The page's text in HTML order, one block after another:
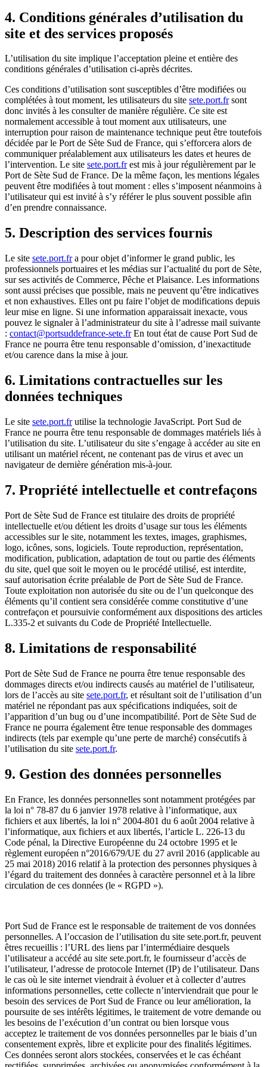
4. Conditions générales d’utilisation du
site et des services proposés
L’utilisation du site implique l’acceptation pleine et entière des
conditions générales d’utilisation ci-après décrites.
Ces conditions d’utilisation sont susceptibles d’être modifiées ou
complétées à tout moment, les utilisateurs du site sete.port.frsont
donc invités à les consulter de manière régulière. Ce site est
normalement accessible à tout moment aux utilisateurs, une
interruption pour raison de maintenance technique peut être toutefois
décidée par le Port de Sète Sud de France, qui s’efforcera alors de
communiquer préalablement aux utilisateurs les dates et heures de
l’intervention. Le site sete.port.frest mis à jour régulièrement par le
Port de Sète Sud de France. De la même façon, les mentions légales
peuvent être modifiées à tout moment : elles s’imposent néanmoins à
l’utilisateur qui est invité à s’y référer le plus souvent possible afin
d’en prendre connaissance.
5. Description des services fournis
Le site sete.port.fra pour objet d’informer le grand public, les
professionnels portuaires et les médias sur l’actualité du port de Sète,
sur ses activités de Commerce, Pêche et Plaisance. Les informations
sont aussi précises que possible, mais ne peuvent qu’être indicatives
et non exhaustives. Elles ont pu faire l’objet de modifications depuis
leur mise en ligne. Si une information apparaissait inexacte, vous
pouvez le signaler à l’administrateur du site à l’adresse mail suivante
: contact@portsuddefrance-sete.frEn tout état de cause Port Sud de
France ne pourra être tenu responsable d’omission, d’inexactitude
et/ou carence dans la mise à jour.
6. Limitations contractuelles sur les
données techniques
Le site sete.port.frutilise la technologie JavaScript. Port Sud de
France ne pourra être tenu responsable de dommages matériels liés à
l’utilisation du site. L’utilisateur du site s’engage à accéder au site en
utilisant un matériel récent, ne contenant pas de virus et avec un
navigateur de dernière génération mis-à-jour.
7. Propriété intellectuelle et contrefaçons
Port de Sète Sud de France est titulaire des droits de propriété
intellectuelle et/ou détient les droits d’usage sur tous les éléments
accessibles sur le site, notamment les textes, images, graphismes,
logo, icônes, sons, logiciels. Toute reproduction, représentation,
modification, publication, adaptation de tout ou partie des éléments
du site, quel que soit le moyen ou le procédé utilisé, est interdite,
sauf autorisation écrite préalable de Port de Sète Sud de France.
Toute exploitation non autorisée du site ou de l’un quelconque des
éléments qu’il contient sera considérée comme constitutive d’une
contrefaçon et poursuivie conformément aux dispositions des articles
L.335-2 et suivants du Code de Propriété Intellectuelle.
8. Limitations de responsabilité
Port de Sète Sud de France ne pourra être tenue responsable des
dommages directs et/ou indirects causés au matériel de l’utilisateur,
lors de l’accès au site sete.port.fr, et résultant soit de l’utilisation d’un
matériel ne répondant pas aux spécifications indiquées, soit de
l’apparition d’un bug ou d’une incompatibilité. Port de Sète Sud de
France ne pourra également être tenue responsable des dommages
indirects (tels par exemple qu’une perte de marché) consécutifs à
l’utilisation du site sete.port.fr.
9. Gestion des données personnelles
En France, les données personnelles sont notamment protégées par
la loi n° 78-87 du 6 janvier 1978 relative à l’informatique, aux
fichiers et aux libertés, la loi n° 2004-801 du 6 août 2004 relative à
l’informatique, aux fichiers et aux libertés, l’article L. 226-13 du
Code pénal, la Directive Européenne du 24 octobre 1995 et le
règlement européen n°2016/679/UE du 27 avril 2016 (applicable au
25 mai 2018) 2016 relatif à la protection des personnes physiques à
l’égard du traitement des données à caractère personnel et à la libre
circulation de ces données (le « RGPD »).
Port Sud de France est le responsable de traitement de vos données
personnelles. A l’occasion de l’utilisation du site sete.port.fr, peuvent
êtres recueillis : l’URL des liens par l’intermédiaire desquels
l’utilisateur a accédé au site sete.port.fr, le fournisseur d’accès de
l’utilisateur, l’adresse de protocole Internet (IP) de l’utilisateur. Dans
le cas où le site internet viendrait à évoluer et à collecter d’autres
informations personnelles, cette collecte n’interviendrait que pour le
besoin des services de Port Sud de France ou leur amélioration, la
poursuite de ses intérêts légitimes, le traitement de votre demande ou
les besoins de l’exécution d’un contrat ou bien lorsque vous
acceptez le traitement de vos données personnelles par le biais d’un
consentement exprès, libre et explicite pour des finalités légitimes.
Ces données seront alors stockées, conservées et le cas échéant